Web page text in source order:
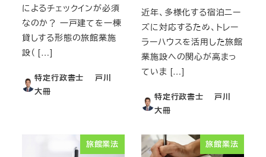
によるチェックインが必須
なのか？ 一戸建てを一棟
貸しする形態の旅館業施
設（ […]
特定行政書士 戸川
大冊
近年、多様化する宿泊ニー
ズに対応するため、トレー
ラーハウスを活用した旅館
業施設への関心が高まっ
ていま […]
特定行政書士 戸川
大冊
旅館業法 旅館業法